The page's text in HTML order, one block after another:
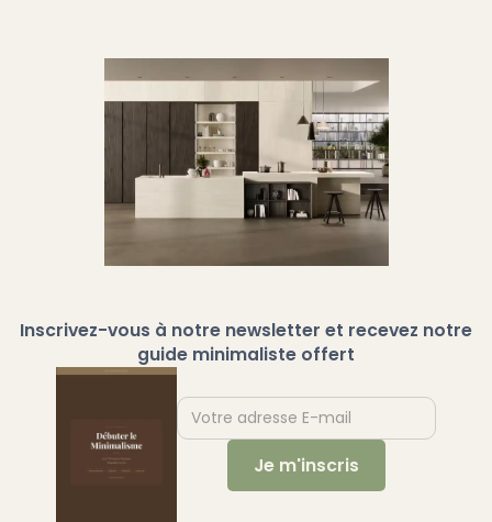
Inscrivez-vous à notre newsletter et recevez notre
guide minimaliste offert